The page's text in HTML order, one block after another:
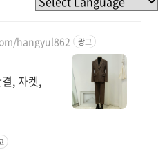
hangyul862 광고
, 자켓,